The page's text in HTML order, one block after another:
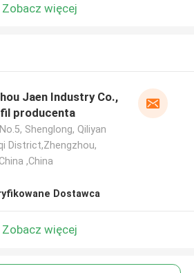
Zobacz więcej
Jaen Industry Co.,
producenta
Shenglong, Qiliyan
District,Zhengzhou,
,China
Dostawca
Zobacz więcej